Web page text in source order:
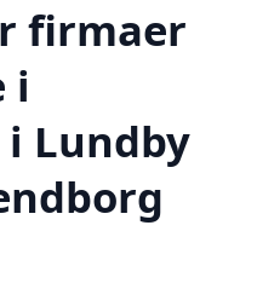
firmaer
i
Lundby